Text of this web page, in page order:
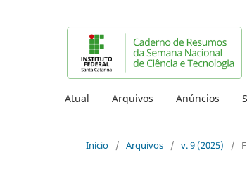
Atual Arquivos Anúncios
Início / Arquivos / v. 9 (2025) /